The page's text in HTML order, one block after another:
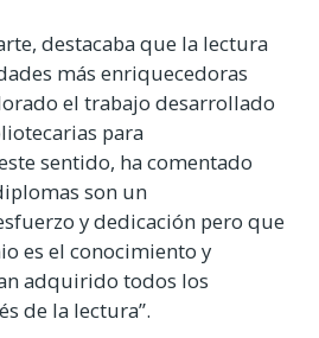
destacaba que la lectura
más enriquecedoras
el trabajo desarrollado
para
sentido, ha comentado
son un
y dedicación pero que
es el conocimiento y
adquirido todos los
de la lectura”.